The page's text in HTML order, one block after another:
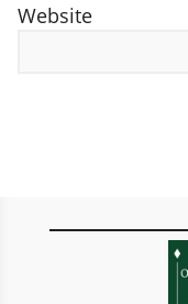
Website